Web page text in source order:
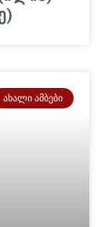
ᲐᲮᲐᲚᲘ ᲐᲛᲑᲔᲑᲘ